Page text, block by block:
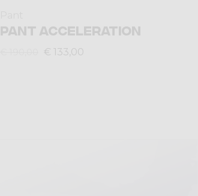
PANT ACCELERATION
€ 133,00